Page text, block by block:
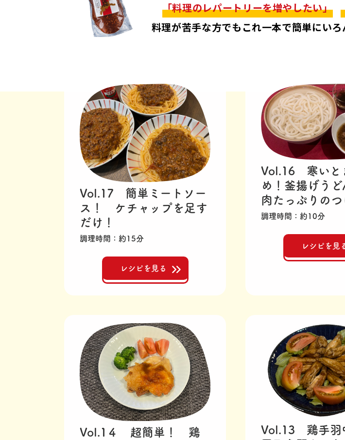
「料理のレパートリーを増やしたい」
料理が苦手な方でもこれ一本で簡単にいろ
Vol.17 簡単ミートソー
ス！ ケチャップを足す
だけ！
調理時間 約15分
レシピを見る
Vol.16 寒いと
め！釜揚げうど
肉たっぷりの
調理時間 約10分
レシピを見
Vol.1４ 超簡単！ 鶏
Vol.13 鶏手羽